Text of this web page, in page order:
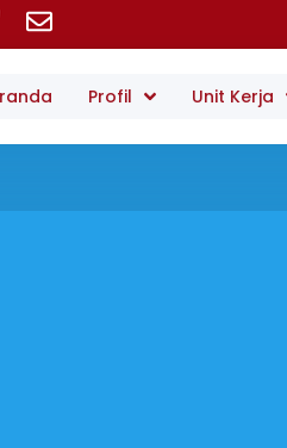
Profil Unit Kerja